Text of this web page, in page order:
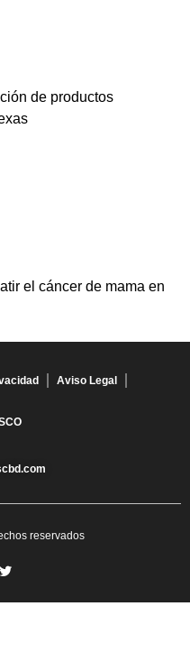
de productos
el cáncer de mama en
Aviso Legal
reservados